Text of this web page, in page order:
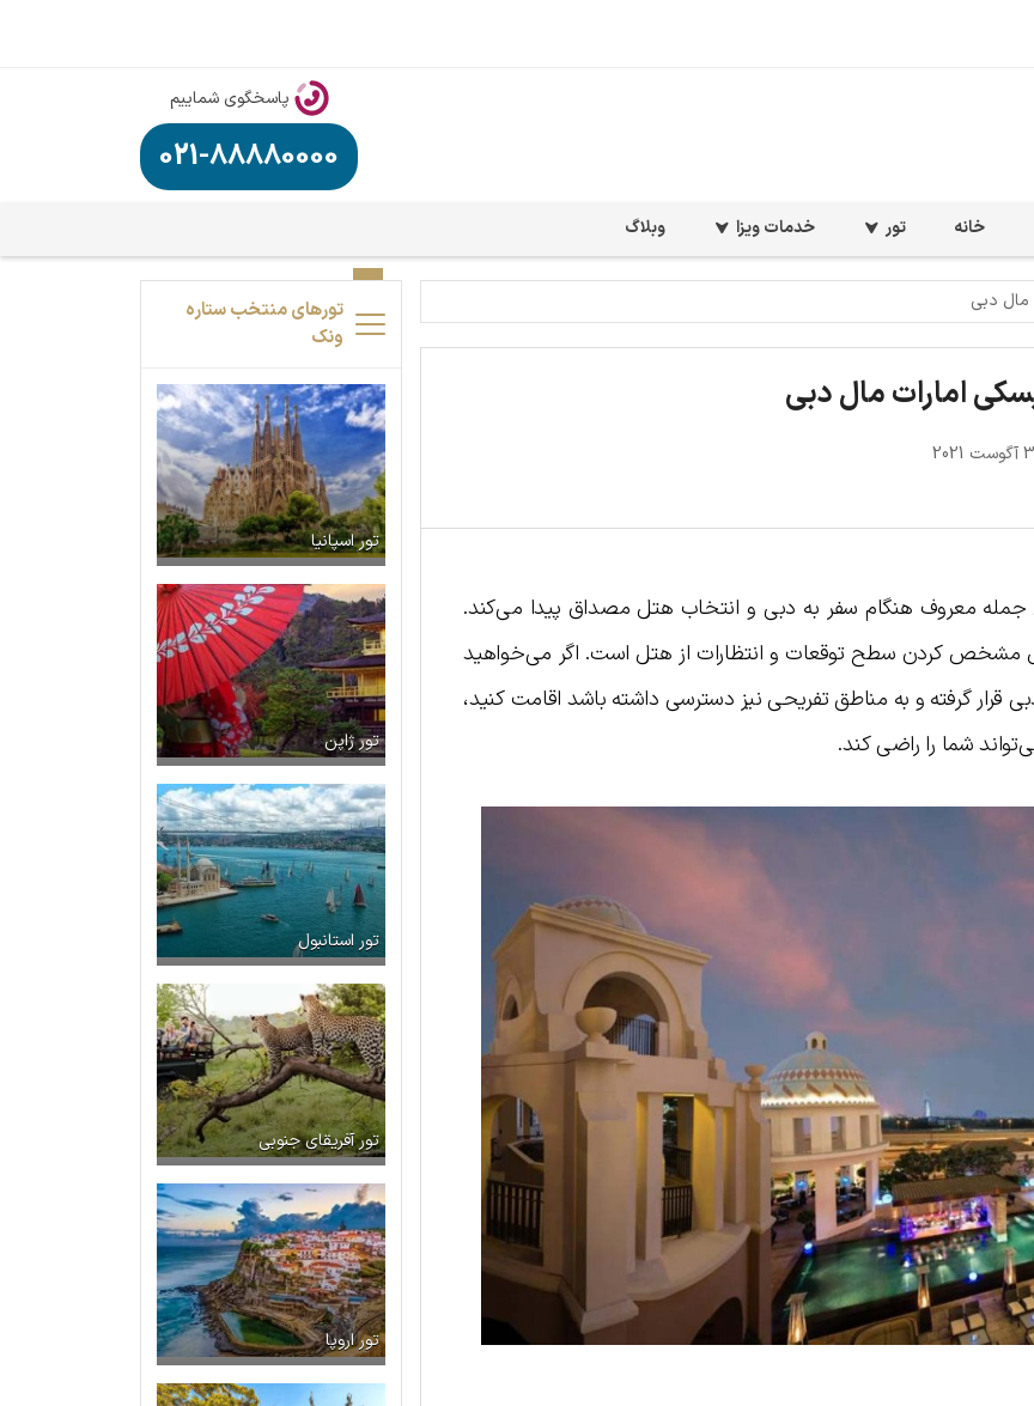
پاسخگوی شماییم
021-88880000
خانه تور خدمات ویزا وبلاگ
معروف هنگام سفر به دبی و انتخاب هتل مصداق پیدا می‌کند.
آل مشخص کردن سطح توقعات و انتظارات از هتل است. اگر می‌خواهید
قرار گرفته و به مناطق تفریحی نیز دسترسی داشته باشد اقامت کنید،
شما را راضی کند.
تورهای منتخب ستاره
ونک
تور اسپانیا
تور ژاپن
تور استانبول
تور آفریقای جنوبی
تور اروپا